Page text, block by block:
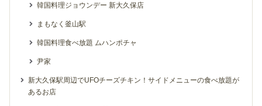
韓国料理ジョウンデー 新大久保店
まもなく釜山駅
韓国料理食べ放題 ムハンポチャ
尹家
新大久保駅周辺でUFOチーズチキン！サイドメニューの食べ放題が
あるお店